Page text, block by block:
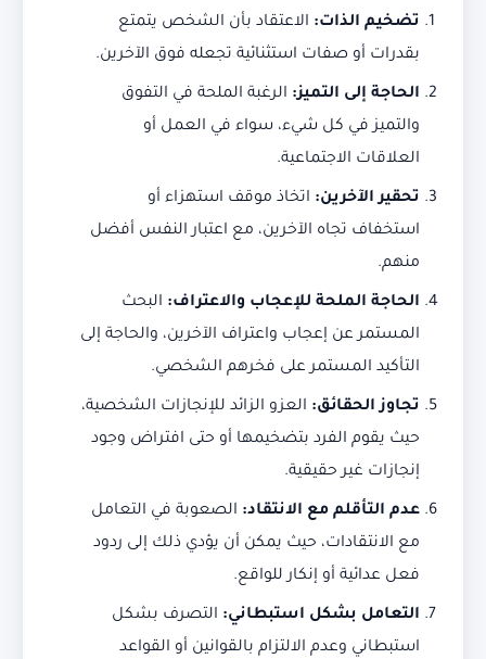
تضخيم الذات: الاعتقاد بأن الشخص يتمتع
بقدرات أو صفات استثنائية تجعله فوق الآخرين.
الحاجة إلى التميز: الرغبة الملحة في التفوق
والتميز في كل شيء، سواء في العمل أو
العلاقات الاجتماعية.
تحقير الآخرين: اتخاذ موقف استهزاء أو
استخفاف تجاه الآخرين، مع اعتبار النفس أفضل
منهم.
الحاجة الملحة للإعجاب والاعتراف: البحث
المستمر عن إعجاب واعتراف الآخرين، والحاجة إلى
التأكيد المستمر على فخرهم الشخصي.
تجاوز الحقائق: العزو الزائد للإنجازات الشخصية،
حيث يقوم الفرد بتضخيمها أو حتى افتراض وجود
إنجازات غير حقيقية.
عدم التأقلم مع الانتقاد: الصعوبة في التعامل
مع الانتقادات، حيث يمكن أن يؤدي ذلك إلى ردود
فعل عدائية أو إنكار للواقع.
التعامل بشكل استبطاني: التصرف بشكل
استبطاني وعدم الالتزام بالقوانين أو القواعد